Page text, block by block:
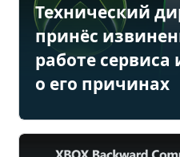
Технический
принёс
работе сервиса
о его причинах